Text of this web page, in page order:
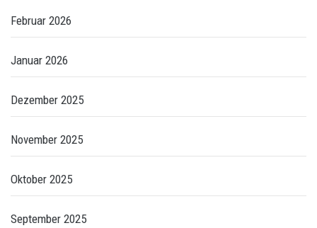
Februar 2026
Januar 2026
Dezember 2025
November 2025
Oktober 2025
September 2025